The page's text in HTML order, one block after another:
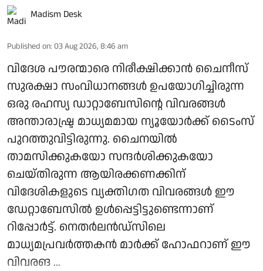
Madism Desk
Published on: 03 Aug 2026, 8:46 am
വിദേശ പൗരന്മാരെ നിരീക്ഷിക്കാന്‍ ചൈനീസ്
സുരക്ഷാ സംവിധാനങ്ങള്‍ ഉപയോഗിച്ചിരുന്ന
ഒരു രഹസ്യ ഡാറ്റാബേസിന്റെ വിവരങ്ങള്‍
അന്താരാഷ്ട്ര മാധ്യമമായ ന്യൂയോര്‍ക്ക് ടൈംസ്
പുറത്തുവിട്ടിരുന്നു. ചൈനയില്‍
താമസിക്കുകയോ സന്ദര്‍ശിക്കുകയോ
ചെയ്തിരുന്ന ആയിരക്കണക്കിന്
വിദേശികളുടെ വ്യക്തിഗത വിവരങ്ങള്‍ ഈ
ഡേറ്റാബേസില്‍ ഉള്‍പ്പെട്ടിട്ടുണ്ടെന്നാണ്
റിപ്പോര്‍ട്ട്. നെതര്‍ലന്‍ഡ്സിലെ
മാധ്യമപ്രവര്‍ത്തകന്‍ മാര്‍ക്ക് ഹോഫറാണ് ഈ
വിവരങ ...